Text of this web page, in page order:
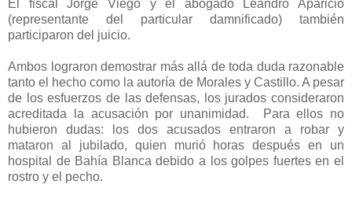
El fiscal Jorge Viego y el abogado Leandro Aparicio
(representante del particular damnificado) también
participaron del juicio.
Ambos lograron demostrar más allá de toda duda razonable
tanto el hecho como la autoría de Morales y Castillo. A pesar
de los esfuerzos de las defensas, los jurados consideraron
acreditada la acusación por unanimidad. Para ellos no
hubieron dudas: los dos acusados entraron a robar y
mataron al jubilado, quien murió horas después en un
hospital de Bahía Blanca debido a los golpes fuertes en el
rostro y el pecho.